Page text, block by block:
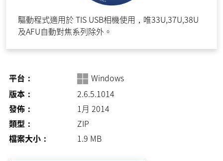
驅動程式適用於 TIS USB相機使用，唯33U,37U,38U
及AFU自動對焦系列除外。
平台：
Windows
版本：
2.6.5.1014
發佈：
1月 2014
類型：
ZIP
檔案大小：
1.9 MB